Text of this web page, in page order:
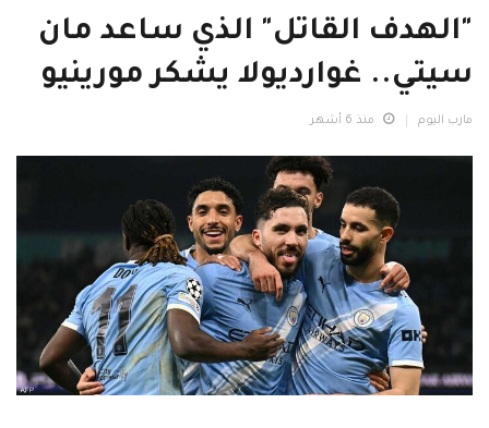
"الهدف القاتل" الذي ساعد مان
سيتي.. غوارديولا يشكر مورينيو
مارب اليوم منذ 6 أشهر